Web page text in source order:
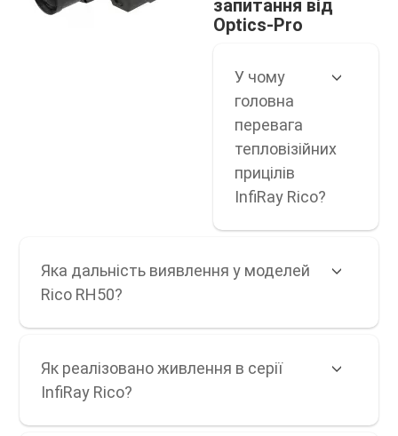
запитання від
Optics-Pro
У чому
головна
перевага
тепловізійних
прицілів
InfiRay Rico?
Яка дальність виявлення у моделей
Rico RH50?
Як реалізовано живлення в серії
InfiRay Rico?